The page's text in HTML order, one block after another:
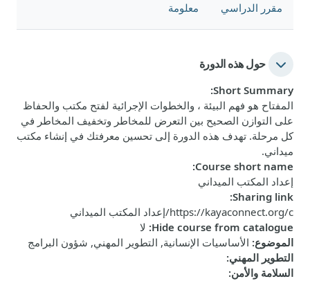
مقرر الدراسي معلومة
حول هذه الدورة
Short Summary
:
المفتاح هو فهم البيئة ، والخطوات الإجرائية لفتح مكتب والحفاظ
على التوازن الصحيح بين التعرض للمخاطر وتخفيف المخاطر في
كل مرحلة. تهدف هذه الدورة إلى تحسين معرفتك في إنشاء مكتب
ميداني.
Course short name
:
إعداد المكتب الميداني
Sharing link
:
https://kayaconnect.org/c/إعداد المكتب الميداني
Hide course from catalogue
: لا
الموضوع: الأساسيات الإنسانية, التطوير المهني, شؤون البرامج
التطوير المهني:
السلامة والأمن: